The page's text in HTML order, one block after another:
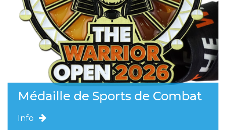
Médaille de Sports de Combat
Info